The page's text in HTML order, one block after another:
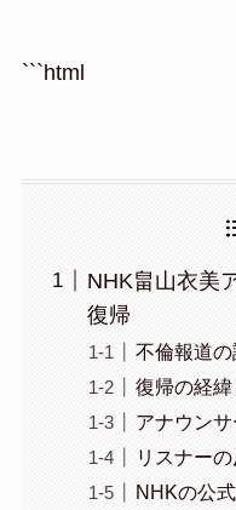
```html
NHK畠山衣美
復帰
不倫報道の
復帰の経
アナウン
リスナー
NHKの公